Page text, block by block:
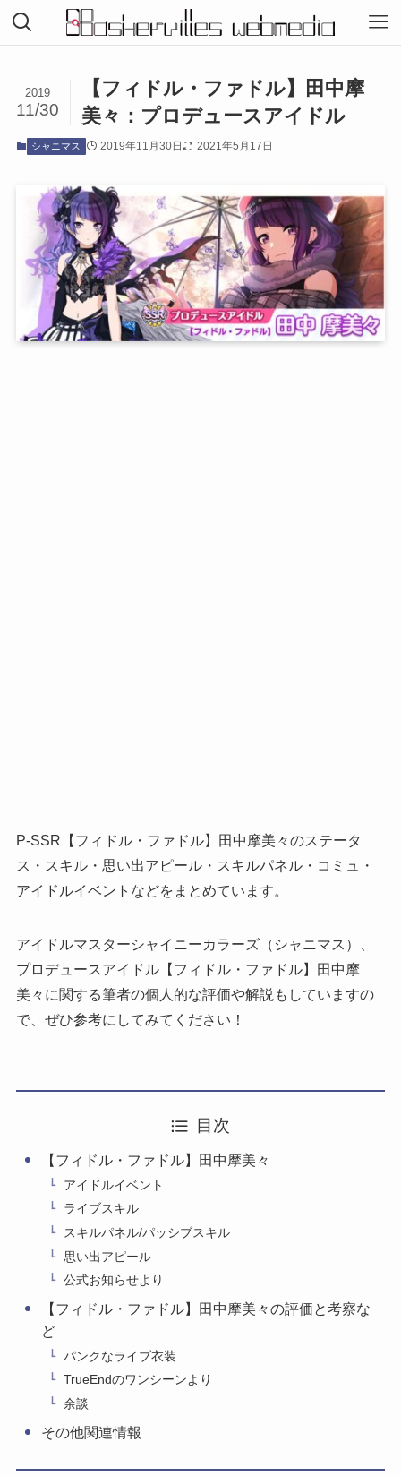
【フィドル・ファドル】田中摩
美々：プロデュースアイドル
2019
11/30
シャニマス 2019年11月30日 2021年5月17日
P-SSR【フィドル・ファドル】田中摩美々のステータ
ス・スキル・思い出アピール・スキルパネル・コミュ・
アイドルイベントなどをまとめています。
アイドルマスターシャイニーカラーズ（シャニマス）、
プロデュースアイドル【フィドル・ファドル】田中摩
美々に関する筆者の個人的な評価や解説もしていますの
で、ぜひ参考にしてみてください！
目次
【フィドル・ファドル】田中摩美々
アイドルイベント
ライブスキル
スキルパネル/パッシブスキル
思い出アピール
公式お知らせより
【フィドル・ファドル】田中摩美々の評価と考察な
ど
パンクなライブ衣装
TrueEndのワンシーンより
余談
その他関連情報